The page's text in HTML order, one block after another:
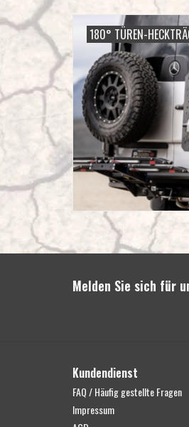
180° TÜREN-
Melden Sie sich für
Kundendienst
FAQ / Häufig gestellte Fragen
Impressum